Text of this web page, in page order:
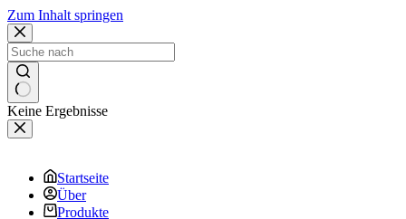
Zum Inhalt springen
Keine Ergebnisse
Startseite
Über
Produkte